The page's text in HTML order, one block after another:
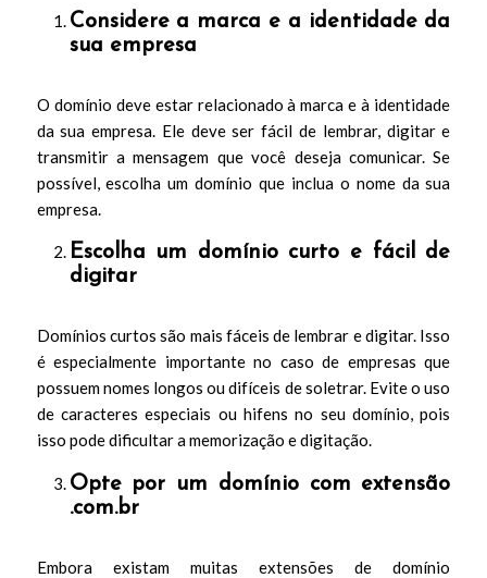
Considere a marca e a identidade da
sua empresa
O domínio deve estar relacionado à marca e à identidade
da sua empresa. Ele deve ser fácil de lembrar, digitar e
transmitir a mensagem que você deseja comunicar. Se
possível, escolha um domínio que inclua o nome da sua
empresa.
Escolha um domínio curto e fácil de
digitar
Domínios curtos são mais fáceis de lembrar e digitar. Isso
é especialmente importante no caso de empresas que
possuem nomes longos ou difíceis de soletrar. Evite o uso
de caracteres especiais ou hifens no seu domínio, pois
isso pode dificultar a memorização e digitação.
Opte por um domínio com extensão
.com.br
Embora existam muitas extensões de domínio